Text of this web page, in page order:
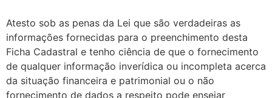
Atesto sob as penas da Lei que são verdadeiras as
informações fornecidas para o preenchimento desta
Ficha Cadastral e tenho ciência de que o fornecimento
de qualquer informação inverídica ou incompleta acerca
da situação financeira e patrimonial ou o não
fornecimento de dados a respeito pode ensejar